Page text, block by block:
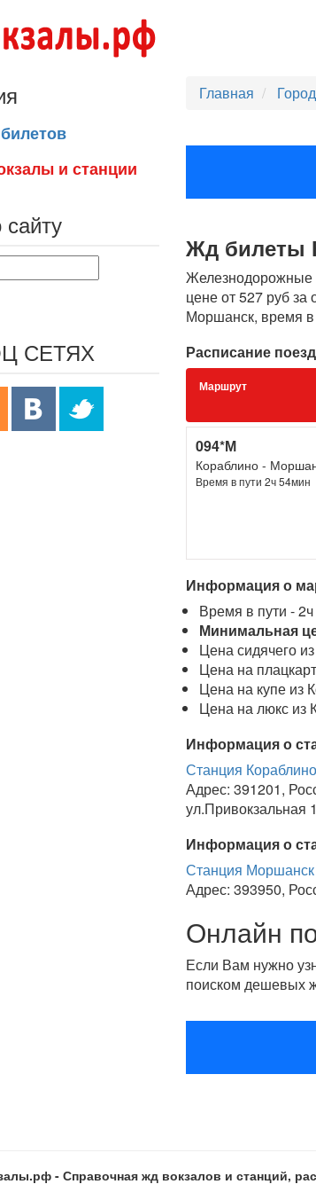
Главная
Жд билеты
Железнодорожные
цене от 527 руб за
Моршанск, время в
Расписание
Маршрут
094*М
Кораблино -
Время в пути 2ч 54мин
Информация о
Время в пути -
Минимальная
Цена сидячего
Цена на
Цена на купе из
Цена на люкс из
Информация о
Станция Кораблино
Адрес: 391201,
ул.Привокзальная 1
Информация о
Станция Моршанск
Адрес: 393950,
Онлайн
Если Вам нужно
поиском дешевых
и станции
СЕТЯХ
- Справочная жд вокзалов и станций,